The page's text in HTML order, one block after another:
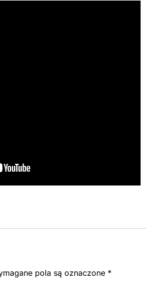
pola są oznaczone *